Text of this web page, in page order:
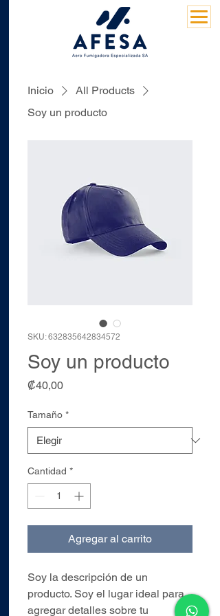
Inicio
All Products
Soy un producto
SKU: 632835642834572
Soy un producto
₡40,00Precio
Tamaño *
Cantidad *
Agregar al carrito
Soy la descripción de un
producto. Soy el lugar ideal para
agregar detalles sobre tu